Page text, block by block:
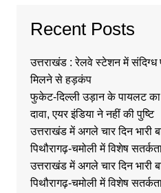
Recent Posts
उत्तराखंड : रेलवे स्टेशन में संदिग्ध
मिलने से हड़कंप
फुकेट-दिल्ली उड़ान के पायलट का
दावा, एयर इंडिया ने नहीं की पुष्टि
उत्तराखंड में अगले चार दिन भारी
पिथौरागढ़-चमोली में विशेष
उत्तराखंड में अगले चार दिन भारी
पिथौरागढ़-चमोली में विशेष